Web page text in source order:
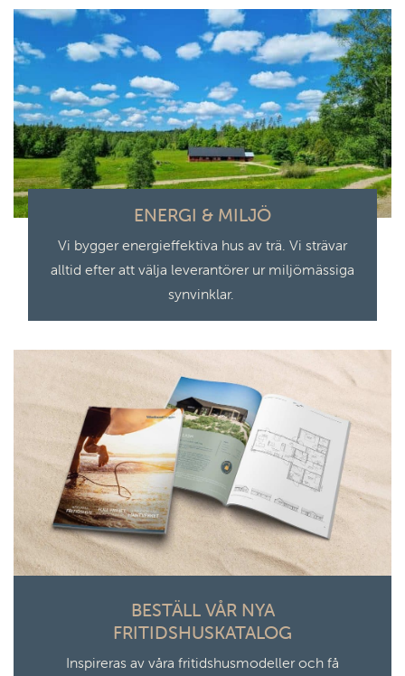
ENERGI & MILJÖ
Vi bygger energieffektiva hus av trä. Vi strävar
alltid efter att välja leverantörer ur miljömässiga
synvinklar.
BESTÄLL VÅR NYA
FRITIDSHUSKATALOG
Inspireras av våra fritidshusmodeller och få